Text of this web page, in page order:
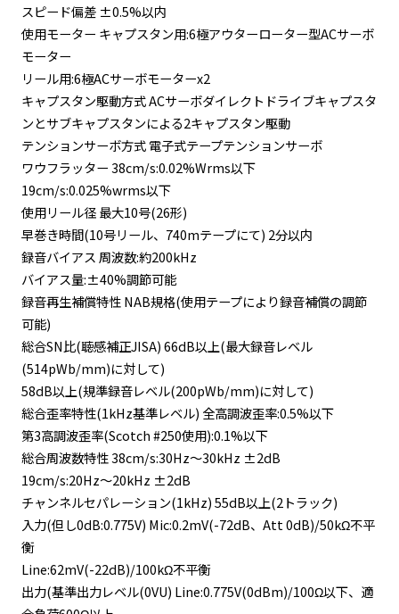
スピード偏差 ±0.5%以内
使用モーター キャプスタン用:6極アウターローター型ACサーボ
モーター
リール用:6極ACサーボモーターx2
キャプスタン駆動方式 ACサーボダイレクトドライブキャプスタ
ンとサブキャプスタンによる2キャプスタン駆動
テンションサーボ方式 電子式テープテンションサーボ
ワウフラッター 38cm/s:0.02%Wrms以下
19cm/s:0.025%wrms以下
使用リール径 最大10号(26形)
早巻き時間(10号リール、740mテープにて) 2分以内
録音バイアス 周波数:約200kHz
バイアス量:±40%調節可能
録音再生補償特性 NAB規格(使用テープにより録音補償の調節
可能)
総合SN比(聴感補正JISA) 66dB以上(最大録音レベル
(514pWb/mm)に対して)
58dB以上(規準録音レベル(200pWb/mm)に対して)
総合歪率特性(1kHz基準レベル) 全高調波歪率:0.5%以下
第3高調波歪率(Scotch #250使用):0.1%以下
総合周波数特性 38cm/s:30Hz～30kHz ±2dB
19cm/s:20Hz～20kHz ±2dB
チャンネルセパレーション(1kHz) 55dB以上(2トラック)
入力(但し0dB:0.775V) Mic:0.2mV(-72dB、Att 0dB)/50kΩ不平
衡
Line:62mV(-22dB)/100kΩ不平衡
出力(基準出力レベル(0VU) Line:0.775V(0dBm)/100Ω以下、適